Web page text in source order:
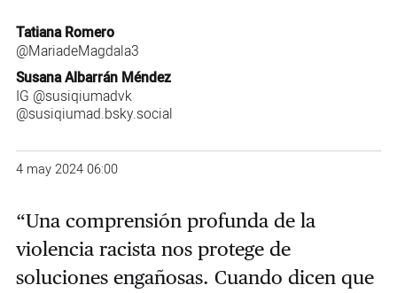
Tatiana Romero
@MariadeMagdala3
Susana Albarrán Méndez
IG @susiqiumadvk
@susiqiumad.bsky.social
4 may 2024 06:00
“Una comprensión profunda de la
violencia racista nos protege de
soluciones engañosas. Cuando dicen que